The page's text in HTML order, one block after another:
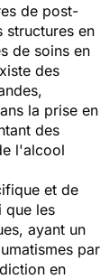
de post-
structures en
de soins en
des
la prise en
des
l'alcool
et de
que les
ayant un
par
en